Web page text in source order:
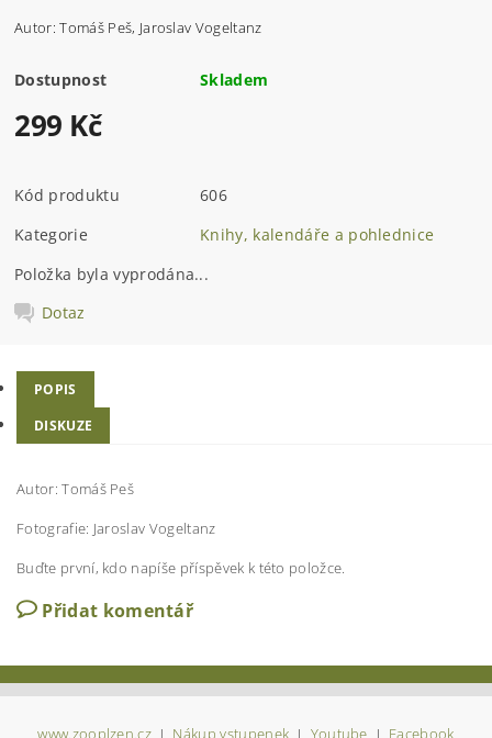
Autor: Tomáš Peš, Jaroslav Vogeltanz
Dostupnost Skladem
299 Kč
Kód produktu
606
Kategorie
Knihy, kalendáře a pohlednice
Položka byla vyprodána...
Dotaz
POPIS
DISKUZE
Autor: Tomáš Peš
Fotografie: Jaroslav Vogeltanz
Buďte první, kdo napíše příspěvek k této položce.
Přidat komentář
www.zooplzen.cz Nákup vstupenek Youtube Facebook